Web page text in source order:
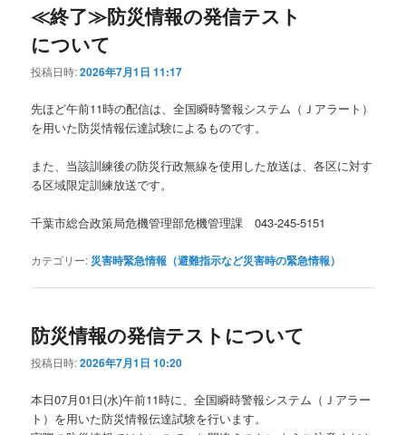
≪終了≫防災情報の発信テスト
について
投稿日時:2026年7月1日 11:17
先ほど午前11時の配信は、全国瞬時警報システム（Ｊアラート）
を用いた防災情報伝達試験によるものです。
また、当該訓練後の防災行政無線を使用した放送は、各区に対す
る区域限定訓練放送です。
千葉市総合政策局危機管理部危機管理課 043-245-5151
カテゴリー: 災害時緊急情報（避難指示など災害時の緊急情報）
防災情報の発信テストについて
投稿日時:2026年7月1日 10:20
本日07月01日(水)午前11時に、全国瞬時警報システム（Ｊアラー
ト）を用いた防災情報伝達試験を行います。